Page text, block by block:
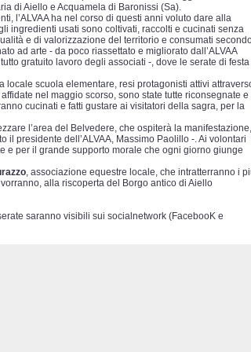
di Aiello e Acquamela di Baronissi (Sa).
l’ALVAA ha nel corso di questi anni voluto dare alla
ingredienti usati sono coltivati, raccolti e cucinati senza
e di valorizzazione del territorio e consumati
ad arte - da poco riassettato e migliorato dall’ALVAA
gratuito lavoro degli associati -, dove le serate di festa
scuola elementare, resi protagonisti attivi
nel maggio scorso, sono state tutte riconsegnate e
cucinati e fatti gustare ai visitatori della sagra, per la
l’area del Belvedere, che ospiterà la manifestazione,
presidente dell’ALVAA, Massimo Paolillo -. Ai volontari
e per il grande supporto morale che ogni giorno giunge
, associazione equestre locale, che intratterranno i
alla riscoperta del Borgo antico di Aiello
saranno visibili sui socialnetwork (FacebooK e